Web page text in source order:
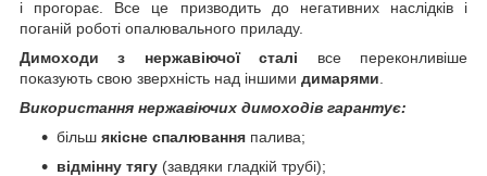
і прогорає. Все це призводить до негативних наслідків і
поганій роботі опалювального приладу.
Димоходи з нержавіючої сталі все переконливіше
показують свою зверхність над іншими димарями
Використання нержавіючих димоходів гарантує:
більш якісне спалювання палива;
відмінну тягу (завдяки гладкій трубі);